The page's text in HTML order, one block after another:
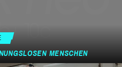
MENSCHEN